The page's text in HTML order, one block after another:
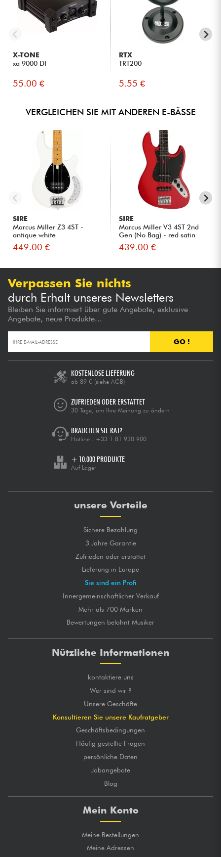
X-TONE
xa 9000 DI
55.00 €
RTX
TRT200
5.55 €
VERGLEICHEN SIE MIT ANDEREN E-BÄSSE
SIRE
Marcus Miller Z3 4ST -
antique white
449.00 €
SIRE
Marcus Miller V3 4ST 2nd
Gen (No Bag) - red satin
439.00 €
Verpassen Sie nichts
durch Erhalt unseres Newsletters
Bleiben Sie informiert über gute Angebote, exklusive
Angebote, neue Produkte...
GO !
KOSTENLOSE LIEFERUNG
ab 89 € (siehe AGB)
ZUFRIEDEN ODER ERSTATTET
30 Tage, um Ihre Meinung zu ändern
BRAUCHEN SIE RAT?
Hotline : +33 1 81 930 900
+ 10.000 PRODUKTE
Auf Lager
unsere Vorteile
Sichere Bezahlung
3 Jahre Garantie
Zufrieden oder erstattet
Lieferung in Europe
Sie sind ein Profi
Innergemeinschaftlicher Verkauf
Mehr als 700 Marken
Bewertungen belohnt Musiker
Nützliche Informationen
kontaktiere uns
Wer sind wir ?
Unsere Geschäfte
Konsultieren Sie unsere Kaufratgeber
Geschäftsbedingungen
Häufig gestellte Fragen
persönliche Daten
Jobangebote
Blog
Mein Konto
Meine Bestellungen
Meine Adressen